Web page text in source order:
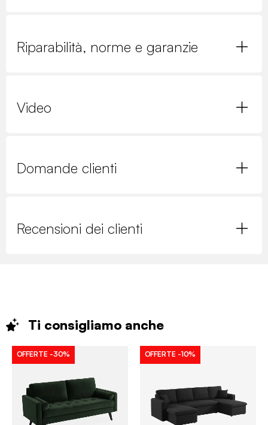
Riparabilità, norme e garanzie
Video
Domande clienti
Recensioni dei clienti
Ti consigliamo anche
OFFERTE -30% OFFERTE -10%